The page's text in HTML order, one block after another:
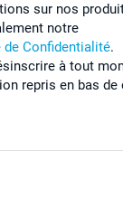
sur nos
notre
de Confidentialité.
à tout
repris en bas